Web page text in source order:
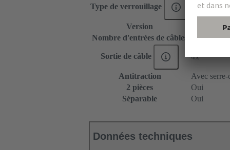
Type de verrouillage Leviers
Version
Sortie
Nombre d'entrées de câbles
Sortie de câble 4x
Antitraction
Avec serre-
2 pièces
Oui
Séparable
Oui
Données techniques